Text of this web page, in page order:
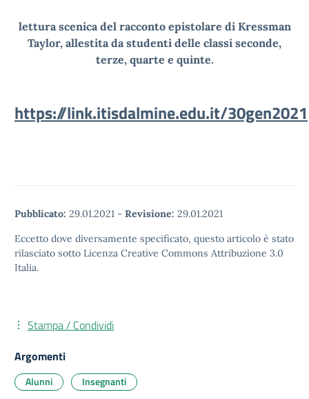
lettura scenica del racconto epistolare di Kressman
Taylor, allestita da studenti delle classi seconde,
terze, quarte e quinte.
https://link.itisdalmine.edu.it/30gen2021
Pubblicato: 29.01.2021 - Revisione: 29.01.2021
Eccetto dove diversamente specificato, questo articolo è stato
rilasciato sotto Licenza Creative Commons Attribuzione 3.0
Italia.
Stampa / Condividi
Argomenti
Alunni Insegnanti